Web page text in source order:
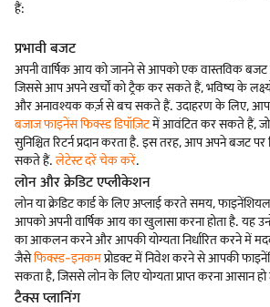
हैं:
प्रभावी बजट
अपनी वार्षिक आय को जानने से आपको एक वास्तविक बजट
जिससे आप अपने खर्चों को ट्रैक कर सकते हैं, भविष्य के
और अनावश्यक कर्ज़ से बच सकते हैं. उदाहरण के लिए, आप
बजाज फाइनेंस फिक्स्ड डिपॉज़िटमें आवंटित कर सकते हैं, जो
सुनिश्चित रिटर्न प्रदान करता है. इस तरह, आप अपने बजट
सकते हैं.लेटेस्ट दरें चेक करें.
लोन और क्रेडिट एप्लीकेशन
लोन या क्रेडिट कार्ड के लिए अप्लाई करते समय,
आपको अपनी वार्षिक आय का खुलासा करना होता है. यह
का आकलन करने और आपकी योग्यता निर्धारित करने में
जैसेफिक्स्ड-इनकमप्रोडक्ट में निवेश करने से आपकी
सकता है, जिससे लोन के लिए योग्यता प्राप्त करना आसान हो
टैक्स प्लानिंग